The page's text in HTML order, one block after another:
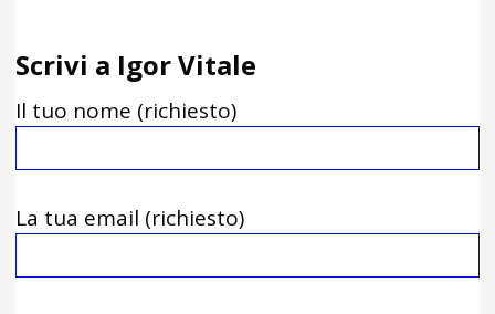
Scrivi a Igor Vitale
Il tuo nome (richiesto)
La tua email (richiesto)